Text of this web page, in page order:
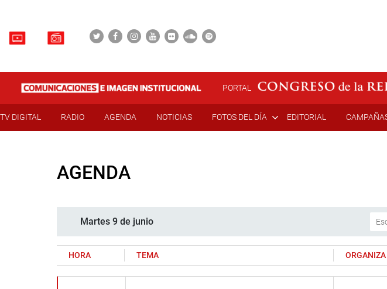
PORTAL
TV DIGITAL RADIO AGENDA NOTICIAS FOTOS DEL DÍA EDITORIAL
AGENDA
Martes 9 de junio
HORA TEMA ORGANIZA